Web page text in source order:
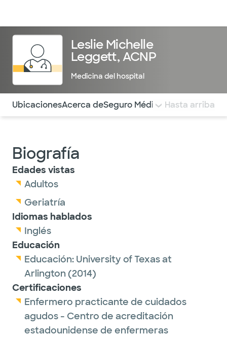
Leslie Michelle
Leggett, ACNP
Medicina del hospital
Utilice esta navegación para saltar rápidamente a
UbicacionesAcerca deSeguro Médico COMENTARIOS
Hasta arriba
Biografía
Edades vistas
Adultos
Geriatría
Idiomas hablados
Inglés
Educación
Educación: University of Texas at
Arlington (2014)
Certificaciones
Enfermero practicante de cuidados
agudos - Centro de acreditación
estadounidense de enfermeras